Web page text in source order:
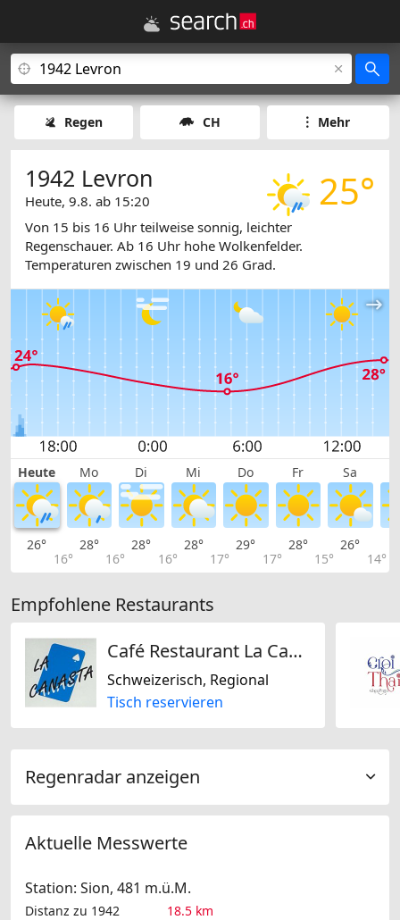
Regen CH Mehr
25°
1942 Levron
Heute, 9.8. ab 15:20
Von 15 bis 16 Uhr teilweise sonnig, leichter
Regenschauer. Ab 16 Uhr hohe Wolkenfelder.
Temperaturen zwischen 19 und 26 Grad.
Heute Mo Di Mi Do Fr Sa
26°
16°
28°
16°
28°
16°
28°
17°
29°
17°
28°
15°
26°
14°
Empfohlene Restaurants
Café Restaurant La Canasta
Schweizerisch, Regional
Tisch reservieren
Regenradar anzeigen
Aktuelle Messwerte
Station: Sion, 481 m.ü.M.
Distanz zu 1942
18.5 km